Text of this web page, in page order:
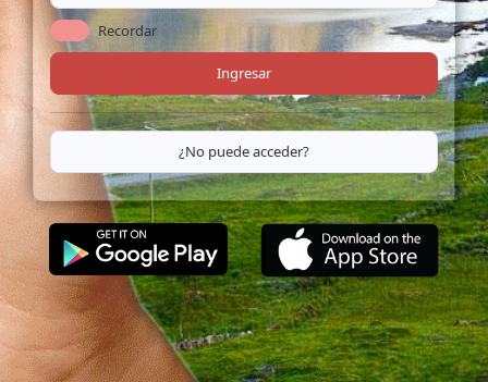
Recordar
Ingresar
¿No puede acceder?